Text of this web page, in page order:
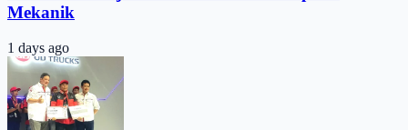
Mekanik
1 days ago